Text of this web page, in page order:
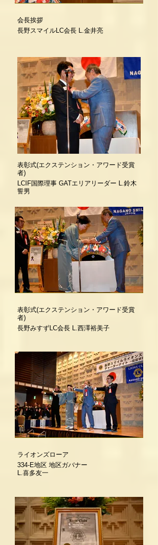
会長挨拶
長野スマイルLC会長 L.金井亮
表彰式(エクステンション・アワード受賞
者)
LCIF国際理事 GATエリアリーダー L.鈴木
誓男
表彰式(エクステンション・アワード受賞
者)
長野みすずLC会長 L.西澤裕美子
ライオンズローア
334-E地区 地区ガバナー
L.喜多友一